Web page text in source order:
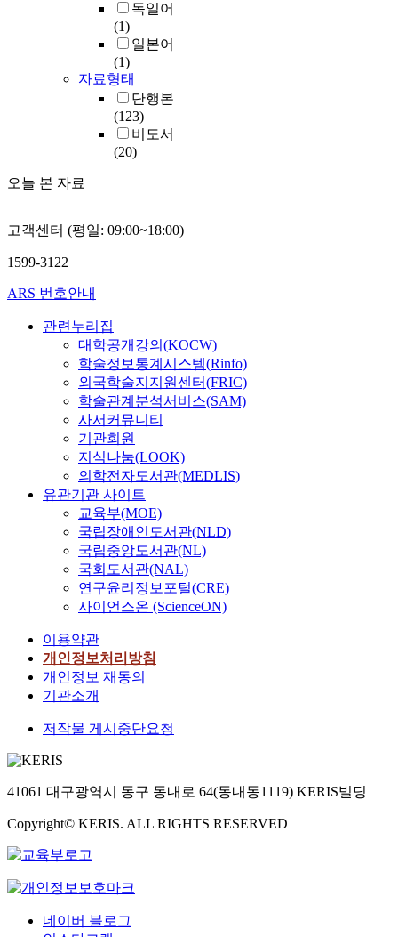
독일어
(1)
일본어
(1)
자료형태
단행본
(123)
비도서
(20)
오늘 본 자료
고객센터 (평일: 09:00~18:00)
1599-3122
ARS 번호안내
관련누리집
대학공개강의(KOCW)
학술정보통계시스템(Rinfo)
외국학술지지원센터(FRIC)
학술관계분석서비스(SAM)
사서커뮤니티
기관회원
지식나눔(LOOK)
의학전자도서관(MEDLIS)
유관기관 사이트
교육부(MOE)
국립장애인도서관(NLD)
국립중앙도서관(NL)
국회도서관(NAL)
연구윤리정보포털(CRE)
사이언스온 (ScienceON)
이용약관
개인정보처리방침
개인정보 재동의
기관소개
저작물 게시중단요청
41061 대구광역시 동구 동내로 64(동내동1119) KERIS빌딩
Copyright© KERIS. ALL RIGHTS RESERVED
네이버 블로그